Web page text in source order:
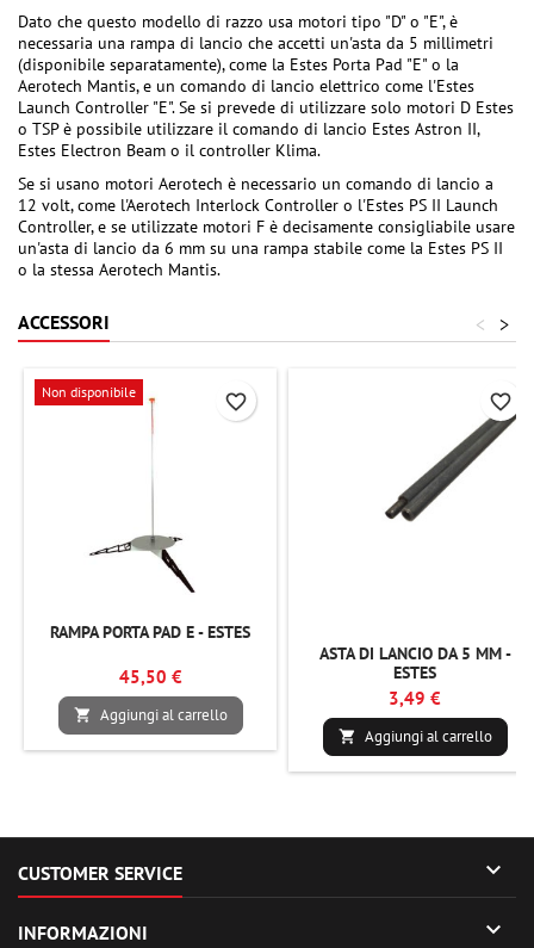
Dato che questo modello di razzo usa motori tipo "D" o "E", è
necessaria una rampa di lancio che accetti un'asta da 5 millimetri
(disponibile separatamente), come la Estes Porta Pad "E" o la
Aerotech Mantis, e un comando di lancio elettrico come l'Estes
Launch Controller "E". Se si prevede di utilizzare solo motori D Estes
o TSP è possibile utilizzare il comando di lancio Estes Astron II,
Estes Electron Beam o il controller Klima.
Se si usano motori Aerotech è necessario un comando di lancio a
12 volt, come l'Aerotech Interlock Controller o l'Estes PS II Launch
Controller, e se utilizzate motori F è decisamente consigliabile usare
un'asta di lancio da 6 mm su una rampa stabile come la Estes PS II
o la stessa Aerotech Mantis.
ACCESSORI >
<
Non disponibile
RAMPA PORTA PAD E - ESTES
45,50 €
 Aggiungi al carrello
favorite_border
ASTA DI LANCIO DA 5 MM -
ESTES
3,49 €
 Aggiungi al carrello
favorite_border
CUSTOMER SERVICE 
INFORMAZIONI 